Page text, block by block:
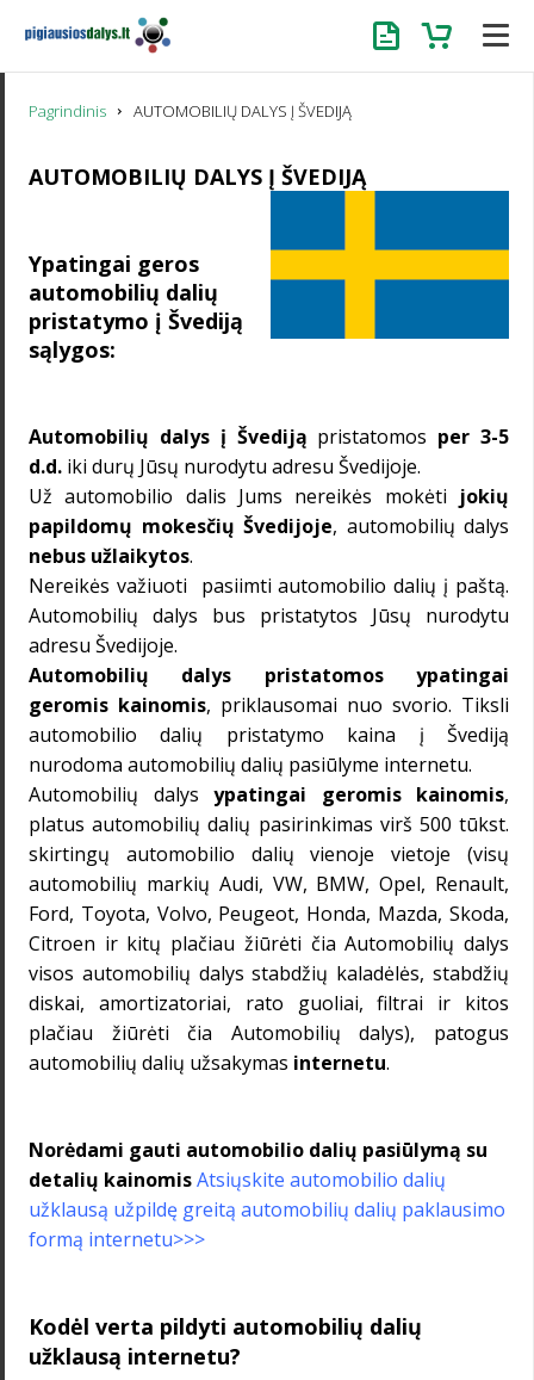
UžklausaKrepšelis
Pagrindinis AUTOMOBILIŲ DALYS Į ŠVEDIJĄ
AUTOMOBILIŲ DALYS Į ŠVEDIJĄ
Ypatingai geros
automobilių dalių
pristatymo į Švediją
sąlygos:
Automobilių dalysį Švediją pristatomos per 3-5
d.d. iki durų Jūsų nurodytu adresu Švedijoje.
Už automobilio dalis Jums nereikės mokėti jokių
papildomų mokesčių Švedijoje, automobilių dalys
nebus užlaikytos.
Nereikės važiuoti pasiimti automobilio dalių į paštą.
Automobilių dalys bus pristatytos Jūsų nurodytu
adresu Švedijoje.
Automobilių dalys pristatomos ypatingai
geromis kainomis, priklausomai nuo svorio. Tiksli
automobilio dalių pristatymo kaina į Švediją
nurodoma automobilių dalių pasiūlyme internetu.
Automobilių dalys ypatingai geromis kainomis,
platus automobilių dalių pasirinkimas virš 500 tūkst.
skirtingų automobilio dalių vienoje vietoje (visų
automobilių markių Audi, VW, BMW, Opel, Renault,
Ford, Toyota, Volvo, Peugeot, Honda, Mazda, Skoda,
Citroen ir kitų plačiau žiūrėti čiaAutomobilių dalys
visos automobilių dalys stabdžių kaladėlės, stabdžių
diskai, amortizatoriai, rato guoliai, filtrai ir kitos
plačiau žiūrėti čia Automobilių dalys), patogus
automobilių dalių užsakymas internetu.
Norėdami gauti automobilio dalių pasiūlymą su
detalių kainomisAtsiųskite automobilio dalių
užklausą užpildę greitą automobilių dalių paklausimo
formą internetu>>>
Kodėl verta pildyti automobilių dalių
užklausą internetu?